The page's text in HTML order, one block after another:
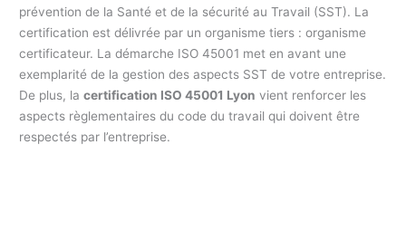
prévention de la Santé et de la sécurité au Travail (SST). La
certification est délivrée par un organisme tiers : organisme
certificateur. La démarche ISO 45001 met en avant une
exemplarité de la gestion des aspects SST de votre entreprise.
De plus, lacertification ISO 45001 Lyon vient renforcer les
aspects règlementaires du code du travail qui doivent être
respectés par l’entreprise.